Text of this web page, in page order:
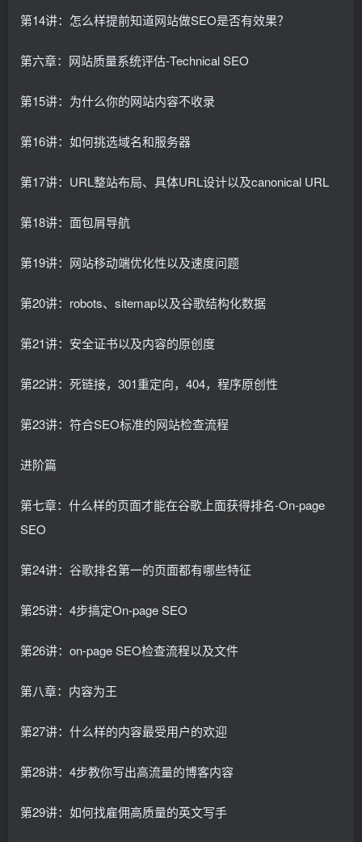
第14讲：怎么样提前知道网站做SEO是否有效果？
第六章：网站质量系统评估-Technical SEO
第15讲：为什么你的网站内容不收录
第16讲：如何挑选域名和服务器
第17讲：URL整站布局、具体URL设计以及canonical URL
第18讲：面包屑导航
第19讲：网站移动端优化性以及速度问题
第20讲：robots、sitemap以及谷歌结构化数据
第21讲：安全证书以及内容的原创度
第22讲：死链接，301重定向，404，程序原创性
第23讲：符合SEO标准的网站检查流程
进阶篇
第七章：什么样的页面才能在谷歌上面获得排名-On-page
SEO
第24讲：谷歌排名第一的页面都有哪些特征
第25讲：4步搞定On-page SEO
第26讲：on-page SEO检查流程以及文件
第八章：内容为王
第27讲：什么样的内容最受用户的欢迎
第28讲：4步教你写出高流量的博客内容
第29讲：如何找雇佣高质量的英文写手